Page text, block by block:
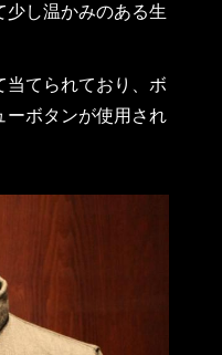
少し温かみのある生
当てられており、ボ
ーボタンが使用され